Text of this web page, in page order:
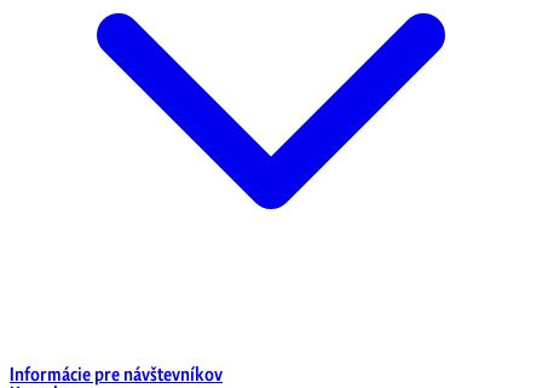
Informácie pre návštevníkov